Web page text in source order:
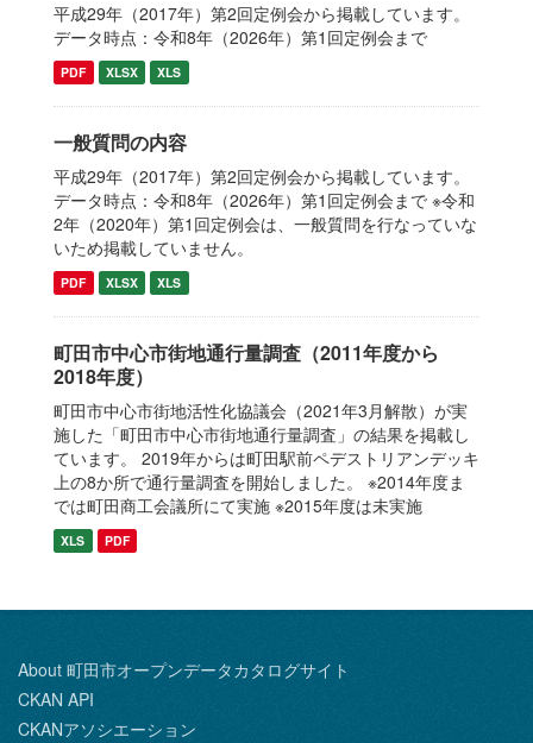
平成29年（2017年）第2回定例会から掲載しています。
データ時点：令和8年（2026年）第1回定例会まで
PDF XLSX XLS
一般質問の内容
平成29年（2017年）第2回定例会から掲載しています。
データ時点：令和8年（2026年）第1回定例会まで ※令和
2年（2020年）第1回定例会は、一般質問を行なっていな
いため掲載していません。
PDF XLSX XLS
町田市中心市街地通行量調査（2011年度から
2018年度）
町田市中心市街地活性化協議会（2021年3月解散）が実
施した「町田市中心市街地通行量調査」の結果を掲載し
ています。 2019年からは町田駅前ペデストリアンデッキ
上の8か所で通行量調査を開始しました。 ※2014年度ま
では町田商工会議所にて実施 ※2015年度は未実施
XLS PDF
About 町田市オープンデータカタログサイト
CKAN API
CKANアソシエーション